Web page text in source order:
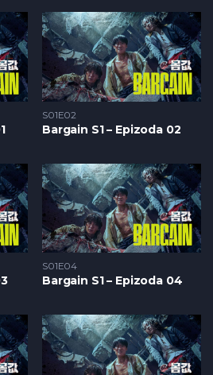
S01E02
Bargain S1 – Epizoda 02
S01E04
Bargain S1 – Epizoda 04